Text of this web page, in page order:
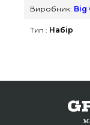
Виробник: Big
Тип : Набір